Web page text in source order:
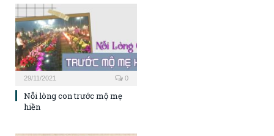
29/11/2021 0
Nỗi lòng con trước mộ mẹ
hiền